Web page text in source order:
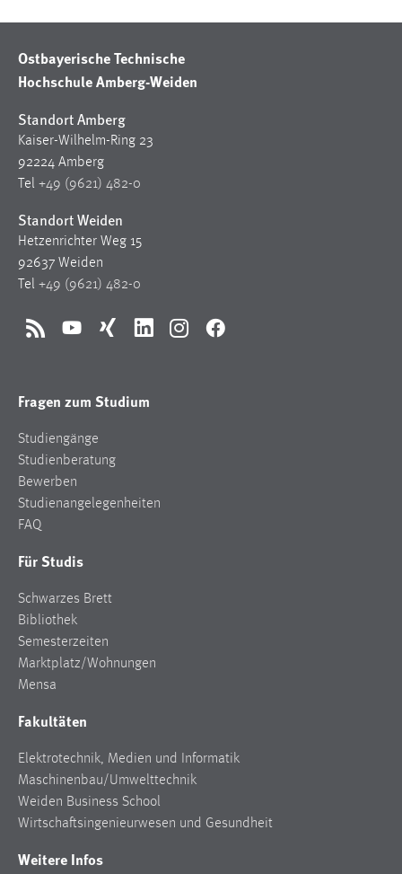
Ostbayerische Technische
Hochschule Amberg-Weiden
Standort Amberg
Kaiser-Wilhelm-Ring 23
92224 Amberg
Tel +49 (9621) 482-0
Standort Weiden
Hetzenrichter Weg 15
92637 Weiden
Tel +49 (9621) 482-0
RSS YouTubeXing LinkedInInstagramFacebook
Fragen zum Studium
Studiengänge
Studienberatung
Bewerben
Studienangelegenheiten
FAQ
Für Studis
Schwarzes Brett
Bibliothek
Semesterzeiten
Marktplatz/Wohnungen
Mensa
Fakultäten
Elektrotechnik, Medien und Informatik
Maschinenbau/Umwelttechnik
Weiden Business School
Wirtschaftsingenieurwesen und Gesundheit
Weitere Infos